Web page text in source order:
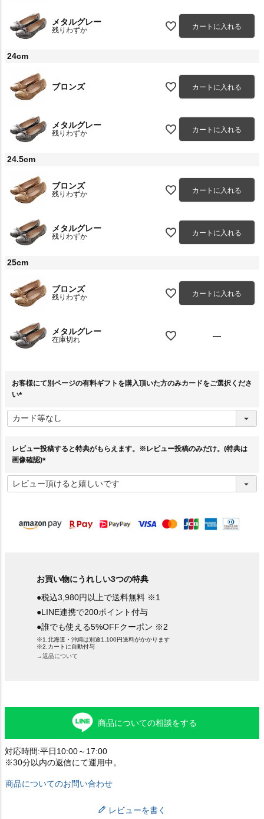
メタルグレー
残りわずか カートに入れる
24cm
ブロンズ カートに入れる
メタルグレー
残りわずか カートに入れる
24.5cm
ブロンズ
残りわずか カートに入れる
メタルグレー
残りわずか カートに入れる
25cm
ブロンズ
残りわずか カートに入れる
メタルグレー
在庫切れ —
お客様にて別ページの有料ギフトを購入頂いた方のみカードをご選択くださ
い
必
須
レビュー投稿すると特典がもらえます。※レビュー投稿のみだけ。(特典は
画像確認)
必
須
お買い物にうれしい3つの特典
●税込3,980円以上で送料無料 ※1
●LINE連携で200ポイント付与
●誰でも使える5%OFFクーポン ※2
※1.北海道・沖縄は別途1,100円送料がかかります
※2.カートに自動付与
→返品について
商品についての相談をする
対応時間:平日10:00～17:00
※30分以内の返信にて運用中。
商品についてのお問い合わせ
レビューを書く